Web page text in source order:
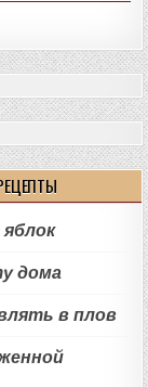
дома
в плов